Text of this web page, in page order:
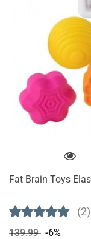
Fat Brain Toys
(2)
139.99 -6%